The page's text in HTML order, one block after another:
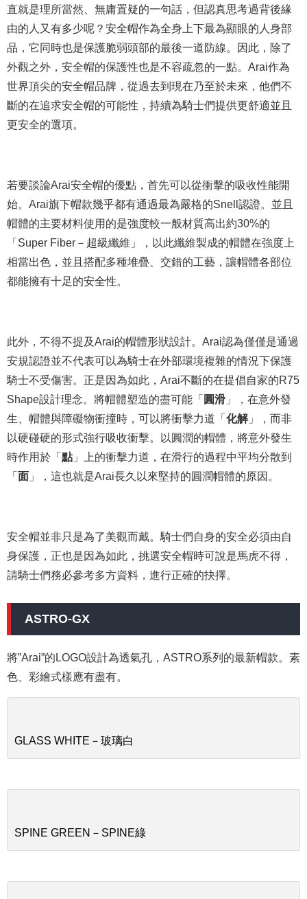
直就是理所當然、無庸置疑的一句話，但認真思考過背後緣
由的人又有多少呢？安全帽作為全身上下最為顯眼的人身部
品，它同時也是保護脆弱頭部的最後一道防線。因此，除了
外觀之外，安全帽的保護性也是不容疏忽的一點。Arai作為
世界頂尖的安全帽品牌，從過去到現在乃至於未來，他們不
斷的在追求安全帽的可能性，持續為騎士們提供更舒適並且
更安全的選項。
若要談論Arai安全帽的優點，首先可以從衝擊的吸收性能開
始。Arai旗下帽款幾乎都有通過最為嚴格的Snell認證。並且
帽體的主要材料使用的是強度較一般材質高出約30%的
「Super Fiber－超級纖維」，以此纖維製成的帽體在強度上
相當出色，並且搭配多種堆疊、交錯的工藝，讓帽體各部位
都能擁有十足的安全性。
此外，不得不提及Arai的帽體形狀設計。Arai認為僅僅是通過
安規認證並不代表可以為騎士在外部環境複雜的情況下保護
騎士不受傷害。正是因為如此，Arai不斷的在提倡自家的R75
Shape設計理念。將帽體塑造的盡可能「 圓滑 」，在意外發
生、帽體與障礙物衝撞時，可以將衝擊力道「 化解」，而非
以硬碰硬的形式強行吸收衝擊。以圓潤的帽體，將意外發生
時作用於「 點 」上的衝擊力道，在滑行的過程中平均分散到
「 面 」，這也就是Arai長久以來堅持的圓潤帽體的原因。
安全帽並非只是為了美觀而戴。騎士們自身的安全必須由自
身保護，正也是因為如此，挑選安全帽時可說是馬虎不得，
請騎士們務必參考多方資料，進行正確的抉擇。
ASTRO-GX
將”Arai”的LOGO設計為透氣孔，ASTRO系列的最新帽款。素
色、彩繪式樣應有盡有。
GLASS WHITE－玻璃白
SPINE GREEN－SPINE綠